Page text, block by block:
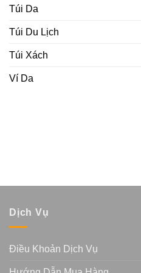
Túi Da
Túi Du Lịch
Túi Xách
Ví Da
Dịch Vụ
Điều Khoản Dịch Vụ